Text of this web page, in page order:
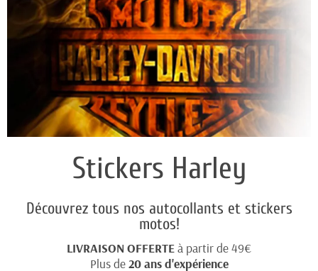
Stickers Harley
Découvrez tous nos autocollants et stickers
motos!
LIVRAISON OFFERTEà partir de 49€
Plus de20 ans d'expérience